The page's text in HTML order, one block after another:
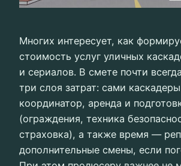
Многих интересует, как
стоимость услуг уличных
и сериалов. В смете почти
три слоя затрат: сами
координатор, аренда и
(ограждения, техника
страховка), а также время —
дополнительные смены, если